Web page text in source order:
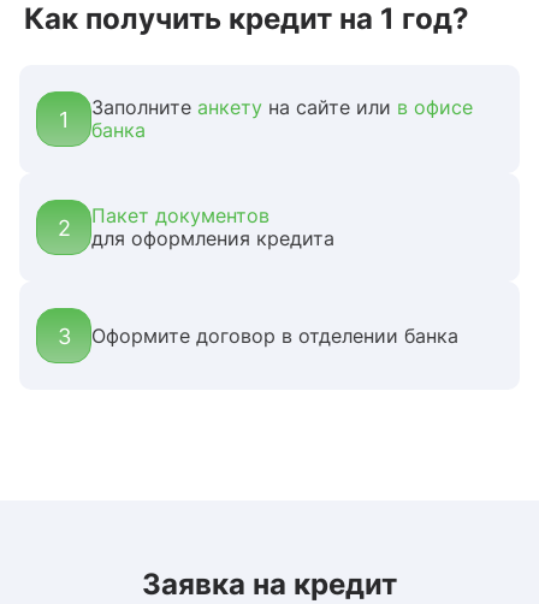
Как получить кредит на 1 год?
1 Заполните анкету на сайте или в офисе
банка
2
Пакет документов
для оформления кредита
3 Оформите договор в отделении банка
Заявка на кредит